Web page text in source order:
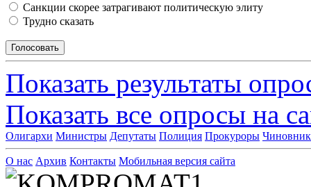
Санкции скорее затрагивают политическую элиту
Трудно сказать
Показать результаты
Показать все опросы на
Олигархи Министры Депутаты Полиция Прокуроры
О нас Архив Контакты Мобильная версия сайта